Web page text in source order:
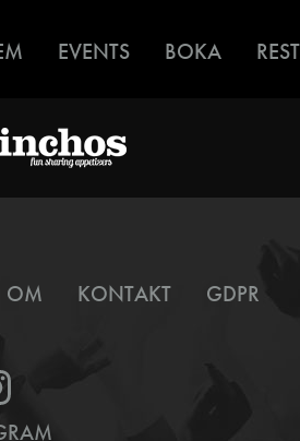
EVENTS BOKA
OM KONTAKT GDPR